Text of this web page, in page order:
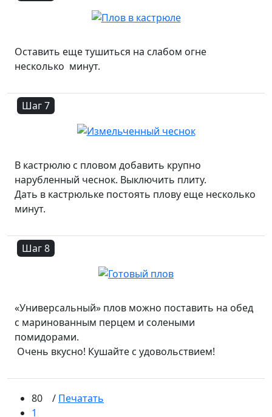
Оставить еще тушиться на слабом огне
несколько минут.
Шаг 7
В кастрюлю с пловом добавить крупно
нарубленный чеснок. Выключить плиту.
Дать в кастрюльке постоять плову еще несколько
минут.
Шаг 8
«Универсальный» плов можно поставить на обед
с маринованным перцем и солеными
помидорами.
Очень вкусно! Кушайте с удовольствием!
80
1
/ Печатать